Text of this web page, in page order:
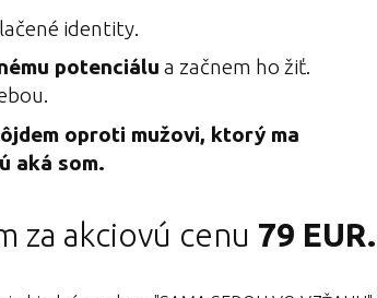
identity.
potenciálu a začnem ho žiť.
oproti mužovi, ktorý ma
aká som.
za akciovú cenu 79 EUR.